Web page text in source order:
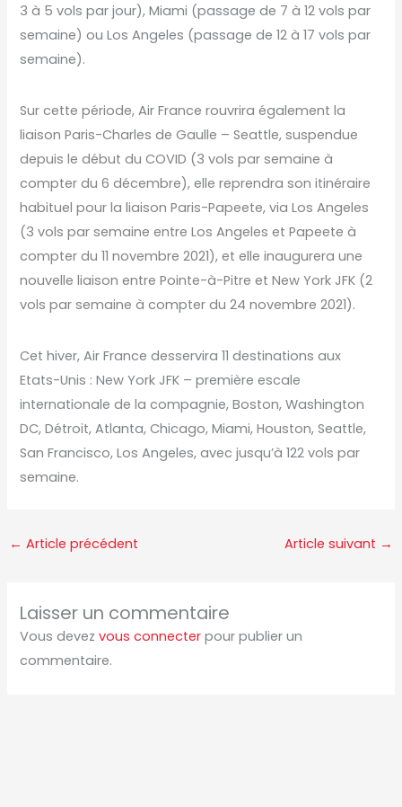
3 à 5 vols par jour), Miami (passage de 7 à 12 vols par
semaine) ou Los Angeles (passage de 12 à 17 vols par
semaine).
Sur cette période, Air France rouvrira également la
liaison Paris-Charles de Gaulle – Seattle, suspendue
depuis le début du COVID (3 vols par semaine à
compter du 6 décembre), elle reprendra son itinéraire
habituel pour la liaison Paris-Papeete, via Los Angeles
(3 vols par semaine entre Los Angeles et Papeete à
compter du 11 novembre 2021), et elle inaugurera une
nouvelle liaison entre Pointe-à-Pitre et New York JFK (2
vols par semaine à compter du 24 novembre 2021).
Cet hiver, Air France desservira 11 destinations aux
Etats-Unis : New York JFK – première escale
internationale de la compagnie, Boston, Washington
DC, Détroit, Atlanta, Chicago, Miami, Houston, Seattle,
San Francisco, Los Angeles, avec jusqu’à 122 vols par
semaine.
← Article précédent Article suivant →
Laisser un commentaire
Vous devezvous connecter pour publier un
commentaire.